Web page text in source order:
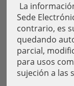
La
Sede
contrario, es
quedando
parcial,
para usos
sujeción a las